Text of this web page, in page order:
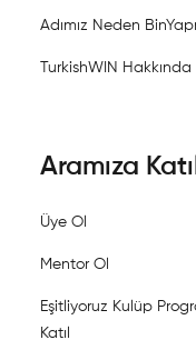
Adımız Neden
TurkishWIN Hakkında
Aramıza Katıl
Üye Ol
Mentor Ol
Eşitliyoruz Kulüp
Katıl